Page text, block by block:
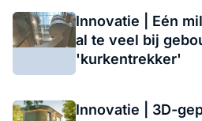
Innovatie | Eén
al te veel bij
'kurkentrekker'
Innovatie | 3D-